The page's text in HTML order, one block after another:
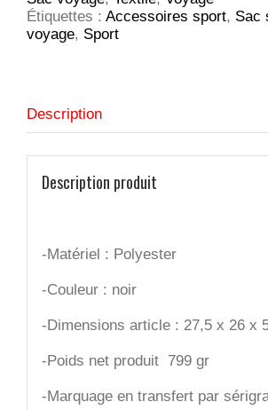
Étiquettes : Accessoires sport, Sac
voyage, Sport
Description
Description produit
-Matériel : Polyester
-Couleur : noir
-Dimensions article : 27,5 x 26 x
-Poids net produit 799 gr
-Marquage en transfert par